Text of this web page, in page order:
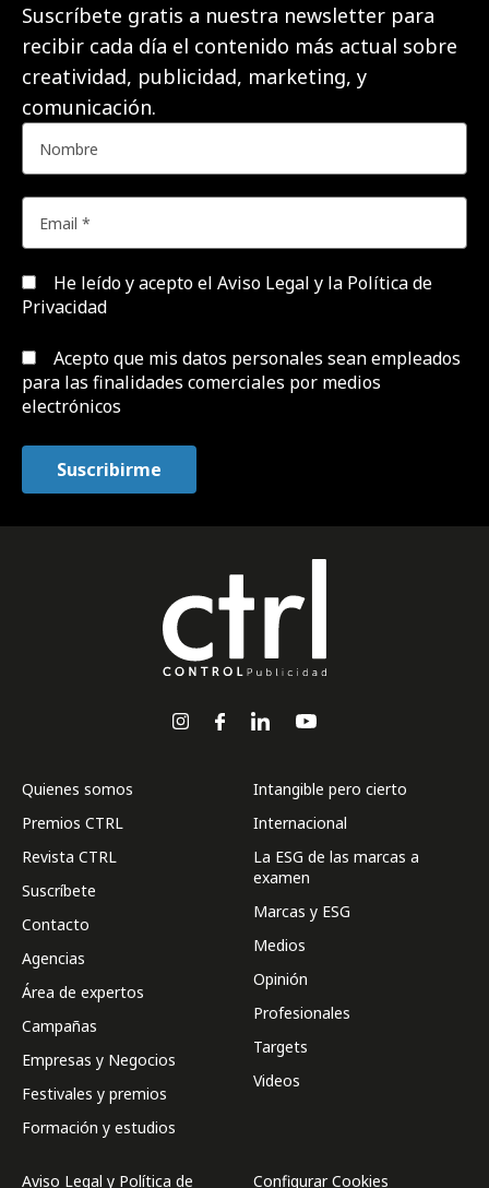
Suscríbete gratis a nuestra newsletter para
recibir cada día el contenido más actual sobre
creatividad, publicidad, marketing, y
comunicación.
He leído y acepto el Aviso Legal y la Política de
Privacidad
Acepto que mis datos personales sean empleados
para las finalidades comerciales por medios
electrónicos
Quienes somos
Premios CTRL
Revista CTRL
Suscríbete
Contacto
Agencias
Área de expertos
Campañas
Empresas y Negocios
Festivales y premios
Formación y estudios
Intangible pero cierto
Internacional
La ESG de las marcas a
examen
Marcas y ESG
Medios
Opinión
Profesionales
Targets
Videos
Aviso Legal y Política de Configurar Cookies